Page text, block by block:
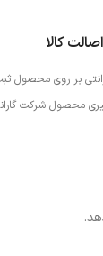
کالا
بر روی محصول
محصول شرکت